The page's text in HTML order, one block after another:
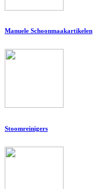
Manuele Schoonmaakartikelen
Stoomreinigers